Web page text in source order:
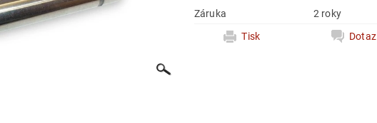
Záruka
2 roky
Tisk
Dotaz